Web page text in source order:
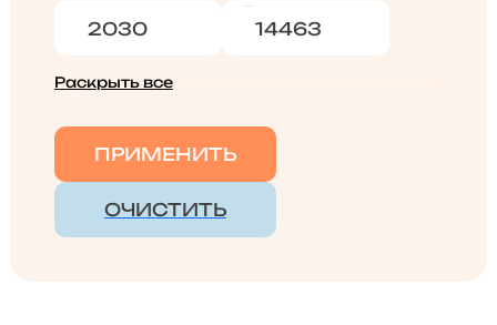
Раскрыть все
ПРИМЕНИТЬ
ОЧИСТИТЬ